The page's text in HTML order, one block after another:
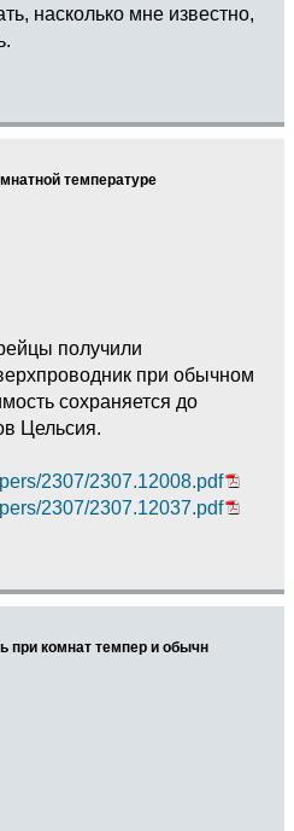
насколько мне известно,
температуре
получили
при обычном
сохраняется до
Цельсия.
2307/2307.12008.pdf
2307/2307.12037.pdf
при комнат темпер и обычн